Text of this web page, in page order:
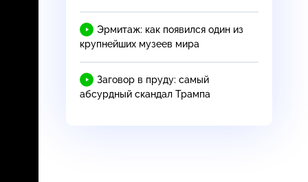
Эрмитаж: как появился один из
крупнейших музеев мира
Заговор в пруду: самый
абсурдный скандал Трампа